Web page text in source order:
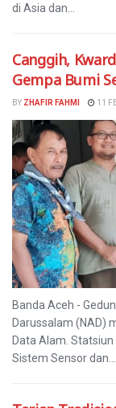
di Asia dan...
Canggih,
Gempa Bumi
BY ZHAFIR FAHMI 11
Banda Aceh -
Darussalam (NAD)
Data Alam.
Sistem Sensor dan...